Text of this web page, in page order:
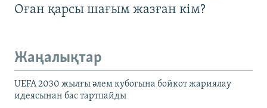
Оған қарсы шағым жазған кім?
Жаңалықтар
UEFA 2030 жылғы әлем кубогына бойкот жариялау
идеясынан бас тартпайды